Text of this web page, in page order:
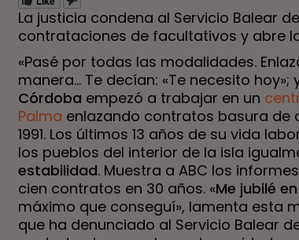
La justicia condena al Servicio Balear
contrataciones de facultativos y abre
«Pasé por todas las modalidades.
manera… Te decían: «Te necesito hoy»;
Córdoba empezó a trabajar en un
Palma enlazando contratos basura de
1991. Los últimos 13 años de su vida
los pueblos del interior de la isla
estabilidad. Muestra a ABC los
cien contratos en 30 años. «Me jubilé
máximo que conseguí», lamenta esta
que ha denunciado al Servicio Balear